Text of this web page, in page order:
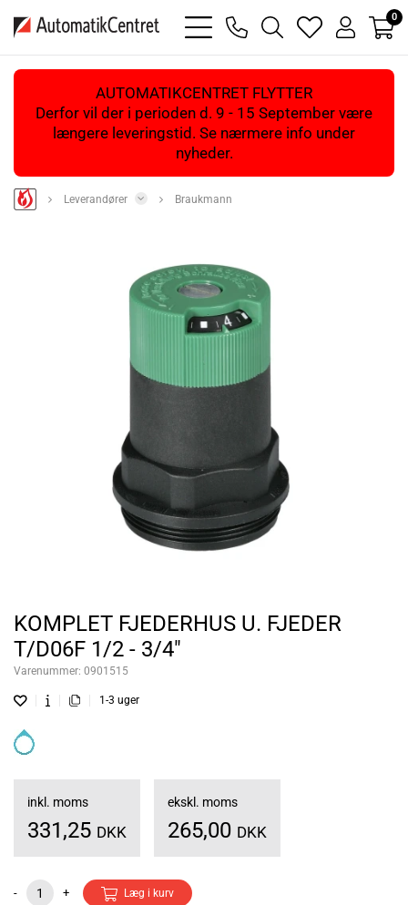
bars
light
phone
magnifying
glass
heart
light
user
light
0
AUTOMATIKCENTRET FLYTTER
Derfor vil der i perioden d. 9 - 15 September være
længere leveringstid. Se nærmere info under
nyheder.
Leverandører Braukmann
KOMPLET FJEDERHUS U. FJEDER
T/D06F 1/2 - 3/4"
Varenummer: 0901515
1-3 uger
inkl. moms
331,25 DKK
ekskl. moms
265,00 DKK
- + Læg i kurv